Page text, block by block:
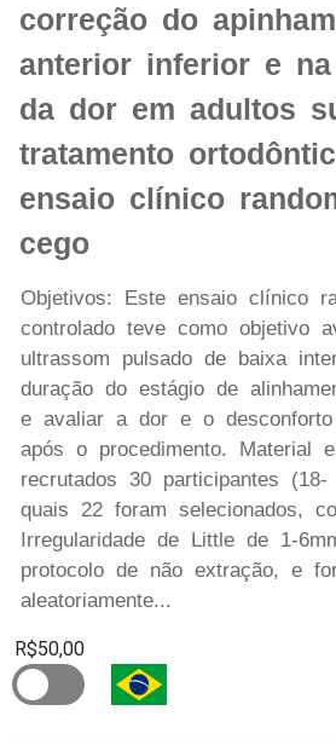
correção do
anterior inferior e
da dor em adultos
tratamento
ensaio clínico
cego
Objetivos: Este ensaio clínico
controlado teve como objetivo
ultrassom pulsado de baixa
duração do estágio de
e avaliar a dor e o desconforto
após o procedimento. Material
recrutados 30 participantes
quais 22 foram selecionados,
Irregularidade de Little de 1-
protocolo de não extração, e
aleatoriamente...
R$50,00